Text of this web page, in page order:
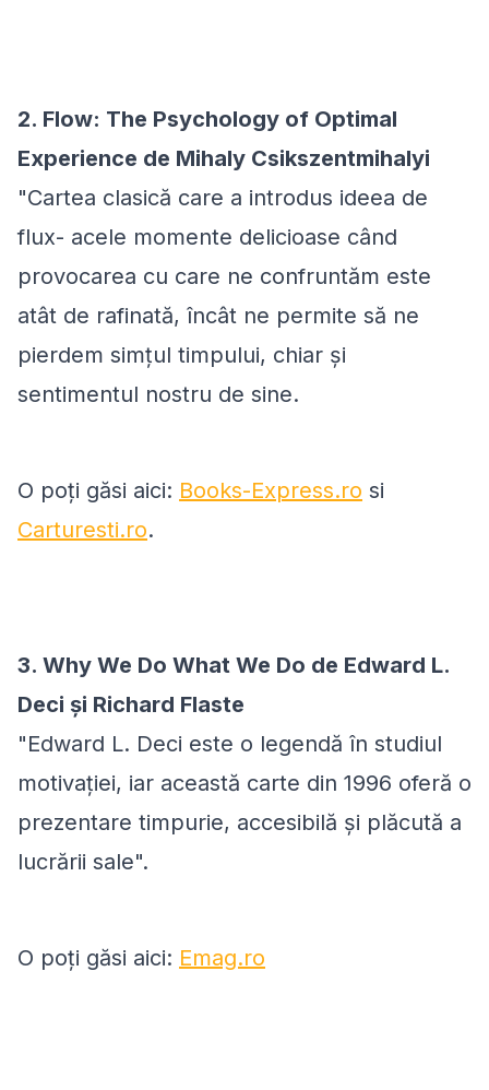
2. Flow: The Psychology of Optimal
Experience de Mihaly Csikszentmihalyi
"Cartea clasică care a introdus ideea de
flux- acele momente delicioase când
provocarea cu care ne confruntăm este
atât de rafinată, încât ne permite să ne
pierdem simțul timpului, chiar și
sentimentul nostru de sine.
O poți găsi aici: Books-Express.ro si
Carturesti.ro.
3. Why We Do What We Do de Edward L.
Deci și Richard Flaste
"Edward L. Deci este o legendă în studiul
motivației, iar această carte din 1996 oferă o
prezentare timpurie, accesibilă și plăcută a
lucrării sale".
O poți găsi aici: Emag.ro